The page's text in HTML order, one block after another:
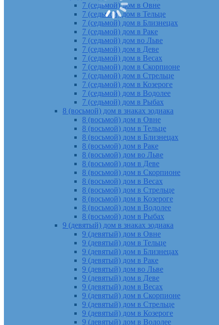
7 (седьмой) дом в Овне
7 (седьмой) дом в Тельце
7 (седьмой) дом в Близнецах
7 (седьмой) дом в Раке
7 (седьмой) дом во Льве
7 (седьмой) дом в Деве
7 (седьмой) дом в Весах
7 (седьмой) дом в Скорпионе
7 (седьмой) дом в Стрельце
7 (седьмой) дом в Козероге
7 (седьмой) дом в Водолее
7 (седьмой) дом в Рыбах
8 (восьмой) дом в знаках зодиака
8 (восьмой) дом в Овне
8 (восьмой) дом в Тельце
8 (восьмой) дом в Близнецах
8 (восьмой) дом в Раке
8 (восьмой) дом во Льве
8 (восьмой) дом в Деве
8 (восьмой) дом в Скорпионе
8 (восьмой) дом в Весах
8 (восьмой) дом в Стрельце
8 (восьмой) дом в Козероге
8 (восьмой) дом в Водолее
8 (восьмой) дом в Рыбах
9 (девятый) дом в знаках зодиака
9 (девятый) дом в Овне
9 (девятый) дом в Тельце
9 (девятый) дом в Близнецах
9 (девятый) дом в Раке
9 (девятый) дом во Льве
9 (девятый) дом в Деве
9 (девятый) дом в Весах
9 (девятый) дом в Скорпионе
9 (девятый) дом в Стрельце
9 (девятый) дом в Козероге
9 (девятый) дом в Водолее